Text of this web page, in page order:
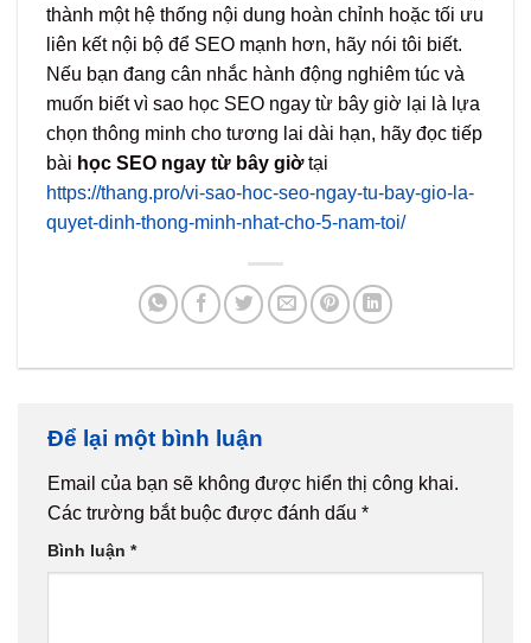
thành một hệ thống nội dung hoàn chỉnh hoặc tối ưu
liên kết nội bộ để SEO mạnh hơn, hãy nói tôi biết.
Nếu bạn đang cân nhắc hành động nghiêm túc và
muốn biết vì sao học SEO ngay từ bây giờ lại là lựa
chọn thông minh cho tương lai dài hạn, hãy đọc tiếp
bài học SEO ngay từ bây giờtại
https://thang.pro/vi-sao-hoc-seo-ngay-tu-bay-gio-la-
quyet-dinh-thong-minh-nhat-cho-5-nam-toi/
Để lại một bình luận
Email của bạn sẽ không được hiển thị công khai.
Các trường bắt buộc được đánh dấu *
Bình luận *